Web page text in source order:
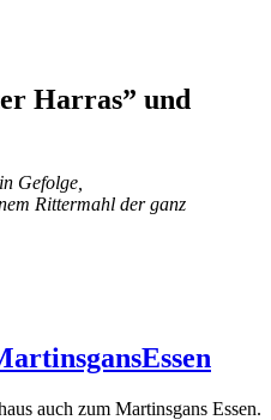
Harras” und
Gefolge,
Rittermahl der ganz
auch zum Martinsgans Essen.